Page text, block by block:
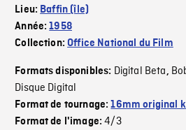
Lieu: Baffin (île)
Année:1958
Collection:Office National du Film
Formats disponibles: Digital Beta,
Disque Digital
Format de tournage:16mm original
Format de l'image:4/3